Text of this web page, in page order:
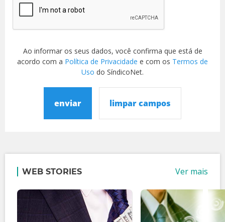
Ao informar os seus dados, você confirma que está de
acordo com a Política de Privacidade e com os Termos de
Uso do SíndicoNet.
enviar limpar campos
WEB STORIES Ver mais